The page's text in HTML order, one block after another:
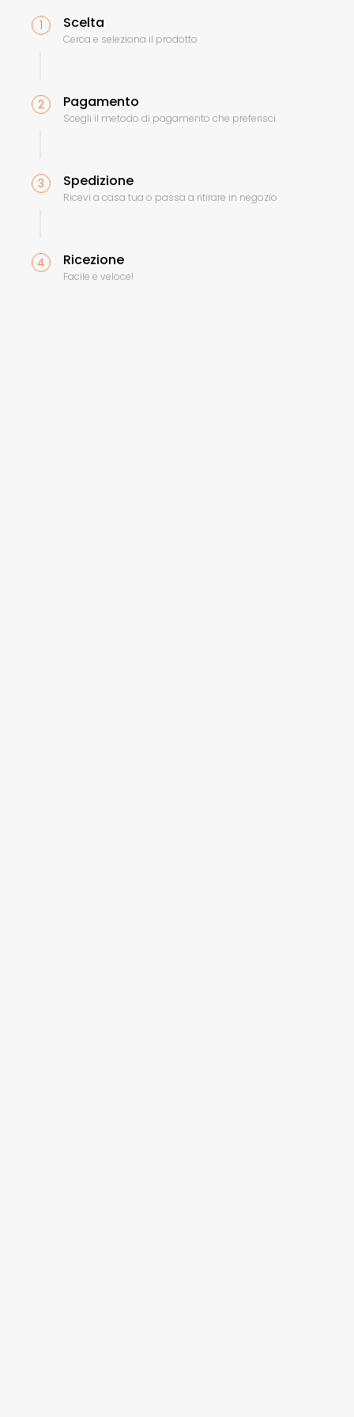
1 Scelta
Cerca e seleziona il prodotto
2 Pagamento
Scegli il metodo di pagamento che preferisci
3 Spedizione
Ricevi a casa tua o passa a ritirare in negozio
4 Ricezione
Facile e veloce!